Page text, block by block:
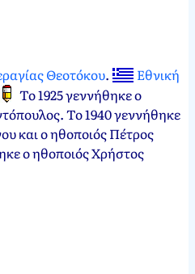
Θεοτόκου.
Εθνική
Το 1925 γεννήθηκε ο
Το 1940 γεννήθηκε
και ο ηθοποιός Πέτρος
ο ηθοποιός Χρήστος